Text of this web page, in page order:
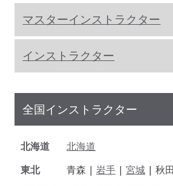
マスターインストラクター
インストラクター
全国インストラクター
北海道
北海道
東北
青森 | 岩手 | 宮城 | 秋